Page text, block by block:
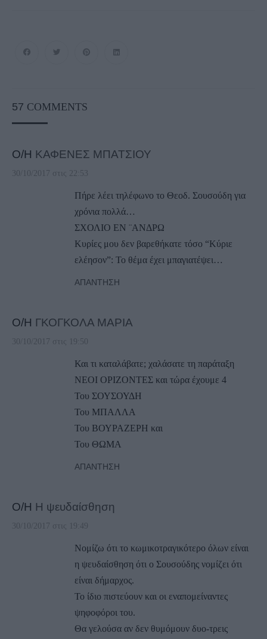
57 COMMENTS
Ο/Η ΚΑΦΕΝΕΣ ΜΠΑΤΣΙΟΥ
30/10/2017 στις 22:53
Πήρε λέει τηλέφωνο το Θεοδ. Σουσούδη για
χρόνια πολλά…
ΣΧΟΛΙΟ ΕΝ ¨ΑΝΔΡΩ
Κυρίες μου δεν βαρεθήκατε τόσο “Κύριε
ελέησον”: Το θέμα έχει μπαγιατέψει…
ΑΠΆΝΤΗΣΗ
Ο/Η ΓΚΟΓΚΟΛΑ ΜΑΡΙΑ
30/10/2017 στις 19:50
Και τι καταλάβατε; χαλάσατε τη παράταξη
ΝΕΟΙ ΟΡΙΖΟΝΤΕΣ και τώρα έχουμε 4
Του ΣΟΥΣΟΥΔΗ
Του ΜΠΑΛΛΑ
Του ΒΟΥΡΑΖΕΡΗ και
Του ΘΩΜΑ
ΑΠΆΝΤΗΣΗ
Ο/Η Η ψευδαίσθηση
30/10/2017 στις 19:49
Νομίζω ότι το κωμικοτραγικότερο όλων είναι
η ψευδαίσθηση ότι ο Σουσούδης νομίζει ότι
είναι δήμαρχος.
Το ίδιο πιστεύουν και οι εναπομείναντες
ψηφοφόροι του.
Θα γελούσα αν δεν θυμόμουν δυο-τρεις